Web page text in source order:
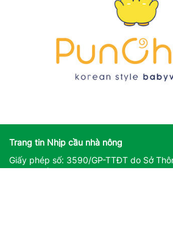
Trang tin Nhịp cầu nhà nông
Giấy phép số: 3590/GP-TTĐT do Sở
Hà Nội cấp ngày 25/11/2022